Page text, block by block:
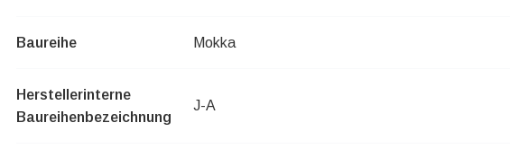
Baureihe Mokka
Herstellerinterne
Baureihenbezeichnung
J-A